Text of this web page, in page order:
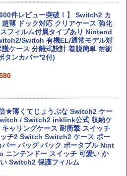
ンドープリペイド番号 5000円|オ
ンコード版
品】DualSense ワイヤレスコン
ラー(CFI-ZCT2J)
正規品】Thrustmaster スラスト
ー TH8S シフター - PC、PS4、P
PS5 Pro、Xbox One、Xbox Serie
対応の高精度 H パターン シフター
版「鬼滅の刃」無限城編 第一章 猗
来 完全生産限定版 [Blu-ray]
翼より来たる！スタジオ描き下ろ
ストボード付) [DVD]
件レビュー突破！】 Switch2 カ
超薄 ドック対応 クリアケース 強化
フィルム付属タイプあり Nintend
Switch 有機EL/通常モデル対
護ケース 分離式設計 着脱簡単 耐衝
タンカバー*2付)
★薄くてじょうぶな Switch2 ケー
/ Switch2 inklink公式 収納ケ
キャリングケース 耐衝撃 スイッチ
チ2 Switch Switch2 ケース ポー
バー バッグ バック ポータブル Nint
ニンテンドー スイッチ 可愛い か
Switch2 保護フィルム